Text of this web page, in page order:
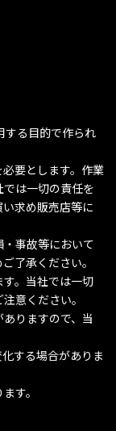
る目的で作られ
要とします。作業
は一切の責任を
求め販売店等に
事故等において
了承ください。
。当社では一切
意ください。
りますので、当
する場合がありま
す。